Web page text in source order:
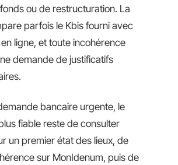
ou de restructuration. La
parfois le Kbis fourni avec
ligne, et toute incohérence
demande de justificatifs
bancaire urgente, le
fiable reste de consulter
un premier état des lieux, de
sur MonIdenum, puis de